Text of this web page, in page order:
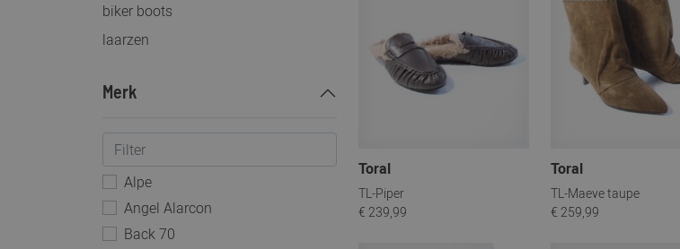
biker boots
laarzen
Merk
Alpe
Angel Alarcon
Back 70
Toral
TL-Piper
€ 239,99
Toral
TL-Maeve taupe
€ 259,99